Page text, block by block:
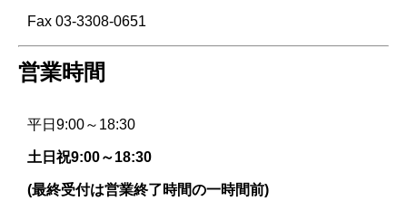
Fax 03-3308-0651
営業時間
平日9:00～18:30
土日祝9:00～18:30
(最終受付は営業終了時間の一時間前)